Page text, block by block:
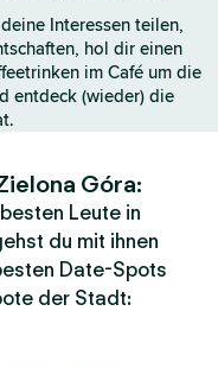
Interessen teilen,
hol dir einen
im Café um die
entdeck (wieder) die
Góra:
Leute in
du mit ihnen
Date-Spots
der Stadt: